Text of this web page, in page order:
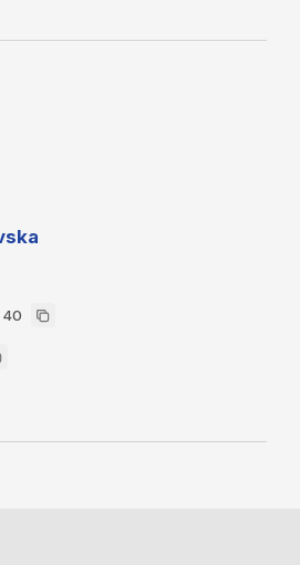
40